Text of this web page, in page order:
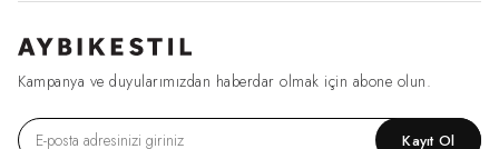
Kampanya ve duyularımızdan haberdar olmak için abone olun.
Kayıt Ol